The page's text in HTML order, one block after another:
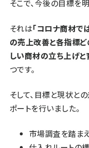
そこで、今後の目標を
それは「コロナ商材で
の売上改善と各指標ど
しい商材の立ち上げと
つです。
そして、目標と現状と
ポートを行いました。
市場調査を踏ま